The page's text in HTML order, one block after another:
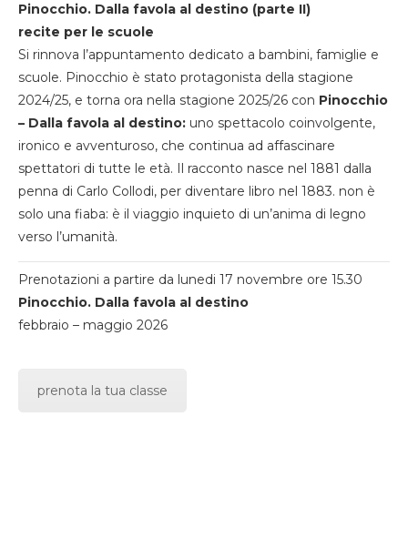
Pinocchio. Dalla favola al destino (parte II)
recite per le scuole
Si rinnova l’appuntamento dedicato a bambini, famiglie e
scuole. Pinocchio è stato protagonista della stagione
2024/25, e torna ora nella stagione 2025/26 con Pinocchio
– Dalla favola al destino: uno spettacolo coinvolgente,
ironico e avventuroso, che continua ad affascinare
spettatori di tutte le età. Il racconto nasce nel 1881 dalla
penna di Carlo Collodi, per diventare libro nel 1883. non è
solo una fiaba: è il viaggio inquieto di un’anima di legno
verso l’umanità.
Prenotazioni a partire da lunedi 17 novembre ore 15.30
Pinocchio. Dalla favola al destino
febbraio – maggio 2026
prenota la tua classe